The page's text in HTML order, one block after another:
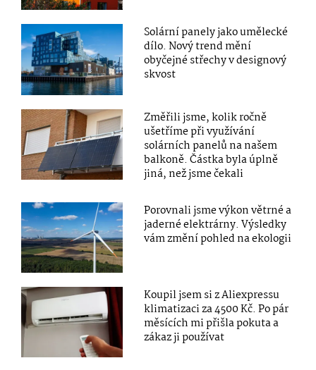
Solární panely jako umělecké
dílo. Nový trend mění
obyčejné střechy v designový
skvost
Změřili jsme, kolik ročně
ušetříme při využívání
solárních panelů na našem
balkoně. Částka byla úplně
jiná, než jsme čekali
Porovnali jsme výkon větrné a
jaderné elektrárny. Výsledky
vám změní pohled na ekologii
Koupil jsem si z Aliexpressu
klimatizaci za 4500 Kč. Po pár
měsících mi přišla pokuta a
zákaz ji používat